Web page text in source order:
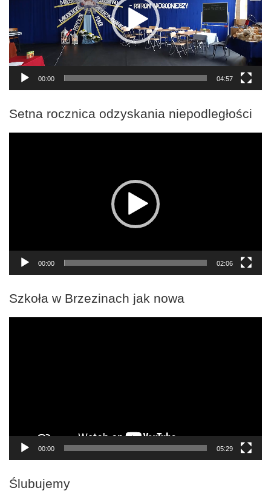
00:00 04:57
Setna rocznica odzyskania niepodległości
00:00 02:06
Szkoła w Brzezinach jak nowa
00:00 05:29
Ślubujemy